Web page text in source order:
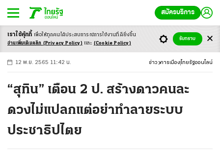
สมัครบริการ
-ก ก ก+
12 พ.ย. 2565 11:42 น. ข่าว การเมือง ไทยรัฐออนไลน์
“สุทิน” เตือน 2 ป. สร้างดาวคนละ
ดวงไม่แปลกแต่อย่าทำลายระบบ
ประชาธิปไตย
เราใช้คุ้กกี้ เพื่อให้ทุกคนได้ประสบการณ์การใช้งานที่ดียิ่งขึ้น
อ่านเพิ่มเติมคลิก (Privacy Policy) และ (Cookie Policy)
รับทราบ